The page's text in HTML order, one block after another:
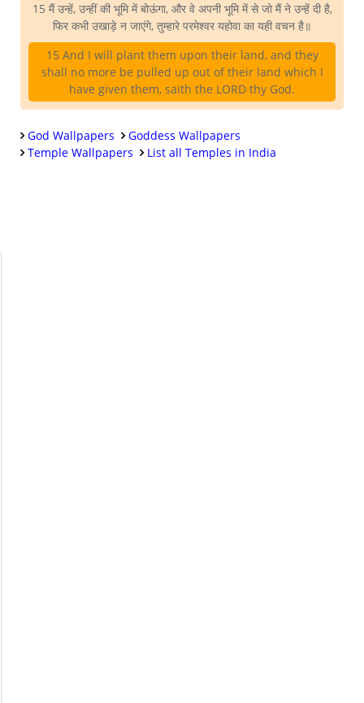
15 मैं उन्हें, उन्हीं की भूमि में बोऊंगा, और वे अपनी भूमि में से जो मैं ने उन्हें दी है,
फिर कभी उखाड़े न जाएंगे, तुम्हारे परमेश्वर यहोवा का यही वचन है॥
15 And I will plant them upon their land, and they
shall no more be pulled up out of their land which I
have given them, saith the LORD thy God.
God Wallpapers
Goddess Wallpapers
Temple Wallpapers
List all Temples in India